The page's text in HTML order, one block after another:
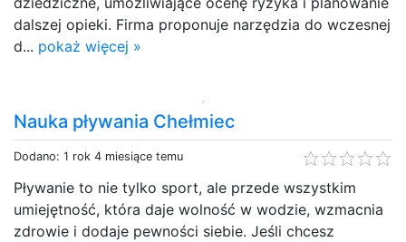
dalszej opieki. Firma proponuje narzędzia do wczesnej
d... pokaż więcej »
Nauka pływania Chełmiec
Dodano: 1 rok 4 miesiące temu
Pływanie to nie tylko sport, ale przede wszystkim
umiejętność, która daje wolność w wodzie, wzmacnia
zdrowie i dodaje pewności siebie. Jeśli chcesz